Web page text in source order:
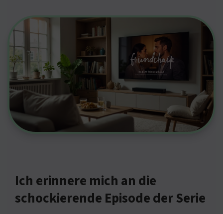
Ich erinnere mich an die
schockierende Episode der Serie